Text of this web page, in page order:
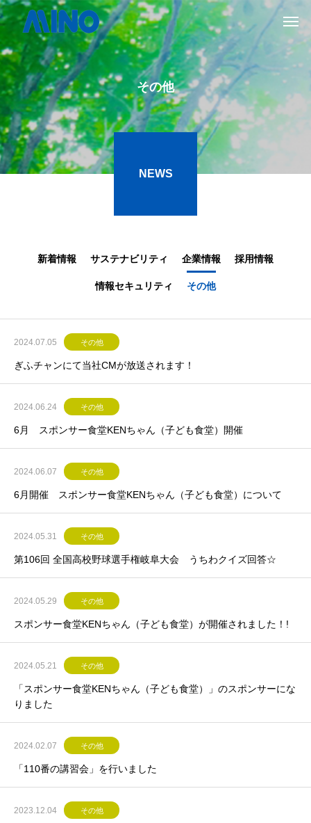
その他
NEWS
新着情報 サステナビリティ 企業情報 採用情報
情報セキュリティ その他
2024.07.05 その他
ぎふチャンにて当社CMが放送されます！
2024.06.24 その他
6月 スポンサー食堂KENちゃん（子ども食堂）開催
2024.06.07 その他
6月開催 スポンサー食堂KENちゃん（子ども食堂）について
2024.05.31 その他
第106回 全国高校野球選手権岐阜大会 うちわクイズ回答☆
2024.05.29 その他
スポンサー食堂KENちゃん（子ども食堂）が開催されました！!
2024.05.21 その他
「スポンサー食堂KENちゃん（子ども食堂）」のスポンサーにな
りました
2024.02.07 その他
「110番の講習会」を行いました
2023.12.04 その他